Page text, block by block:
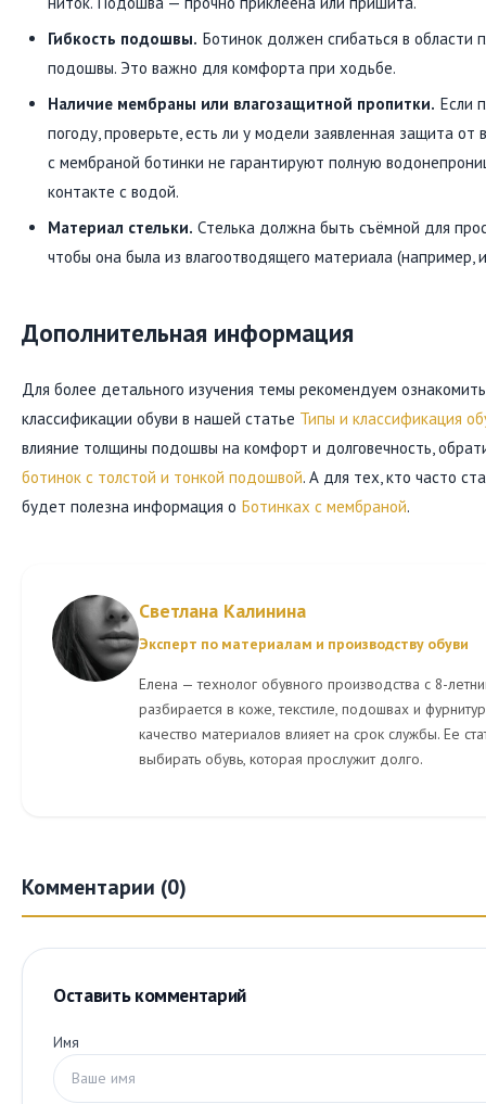
Гибкость подошвы. Ботинок должен сгибаться в области
подошвы. Это важно для комфорта при ходьбе.
Наличие мембраны или влагозащитной пропитки. Если
погоду, проверьте, есть ли у модели заявленная защита
с мембраной ботинки не гарантируют полную
контакте с водой.
Материал стельки. Стелька должна быть съёмной для
чтобы она была из влагоотводящего материала (например,
Дополнительная информация
Для более детального изучения темы рекомендуем
классификации обуви в нашей статье Типы и классификация
влияние толщины подошвы на комфорт и долговечность,
ботинок с толстой и тонкой подошвой. А для тех, кто часто
будет полезна информация о Ботинках с мембраной.
Светлана Калинина
Эксперт по материалам и производству обуви
Елена — технолог обувного производства с 8-
разбирается в коже, текстиле, подошвах и
качество материалов влияет на срок службы. Ее
выбирать обувь, которая прослужит долго.
Комментарии (0)
Оставить комментарий
Имя